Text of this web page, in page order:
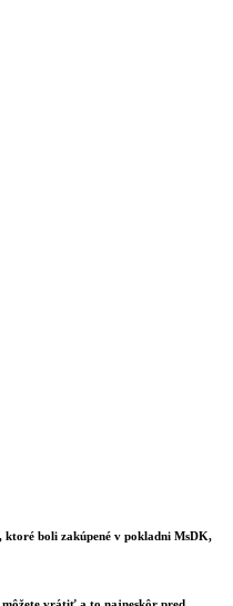
ktoré boli zakúpené v pokladni MsDK,